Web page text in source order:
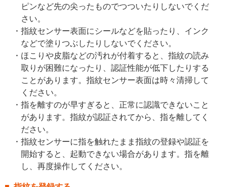
ピンなど先の尖ったものでつついたりしないでくだ
さい。
指紋センサー表面にシールなどを貼ったり、インク
などで塗りつぶしたりしないでください。
ほこりや皮脂などの汚れが付着すると、指紋の読み
取りが困難になったり、認証性能が低下したりする
ことがあります。指紋センサー表面は時々清掃して
ください。
指を離すのが早すぎると、正常に認識できないこと
があります。指紋が認証されてから、指を離してく
ださい。
指紋センサーに指を触れたまま指紋の登録や認証を
開始すると、起動できない場合があります。指を離
し、再度操作してください。